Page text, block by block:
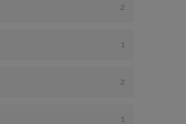
2
1
2
1